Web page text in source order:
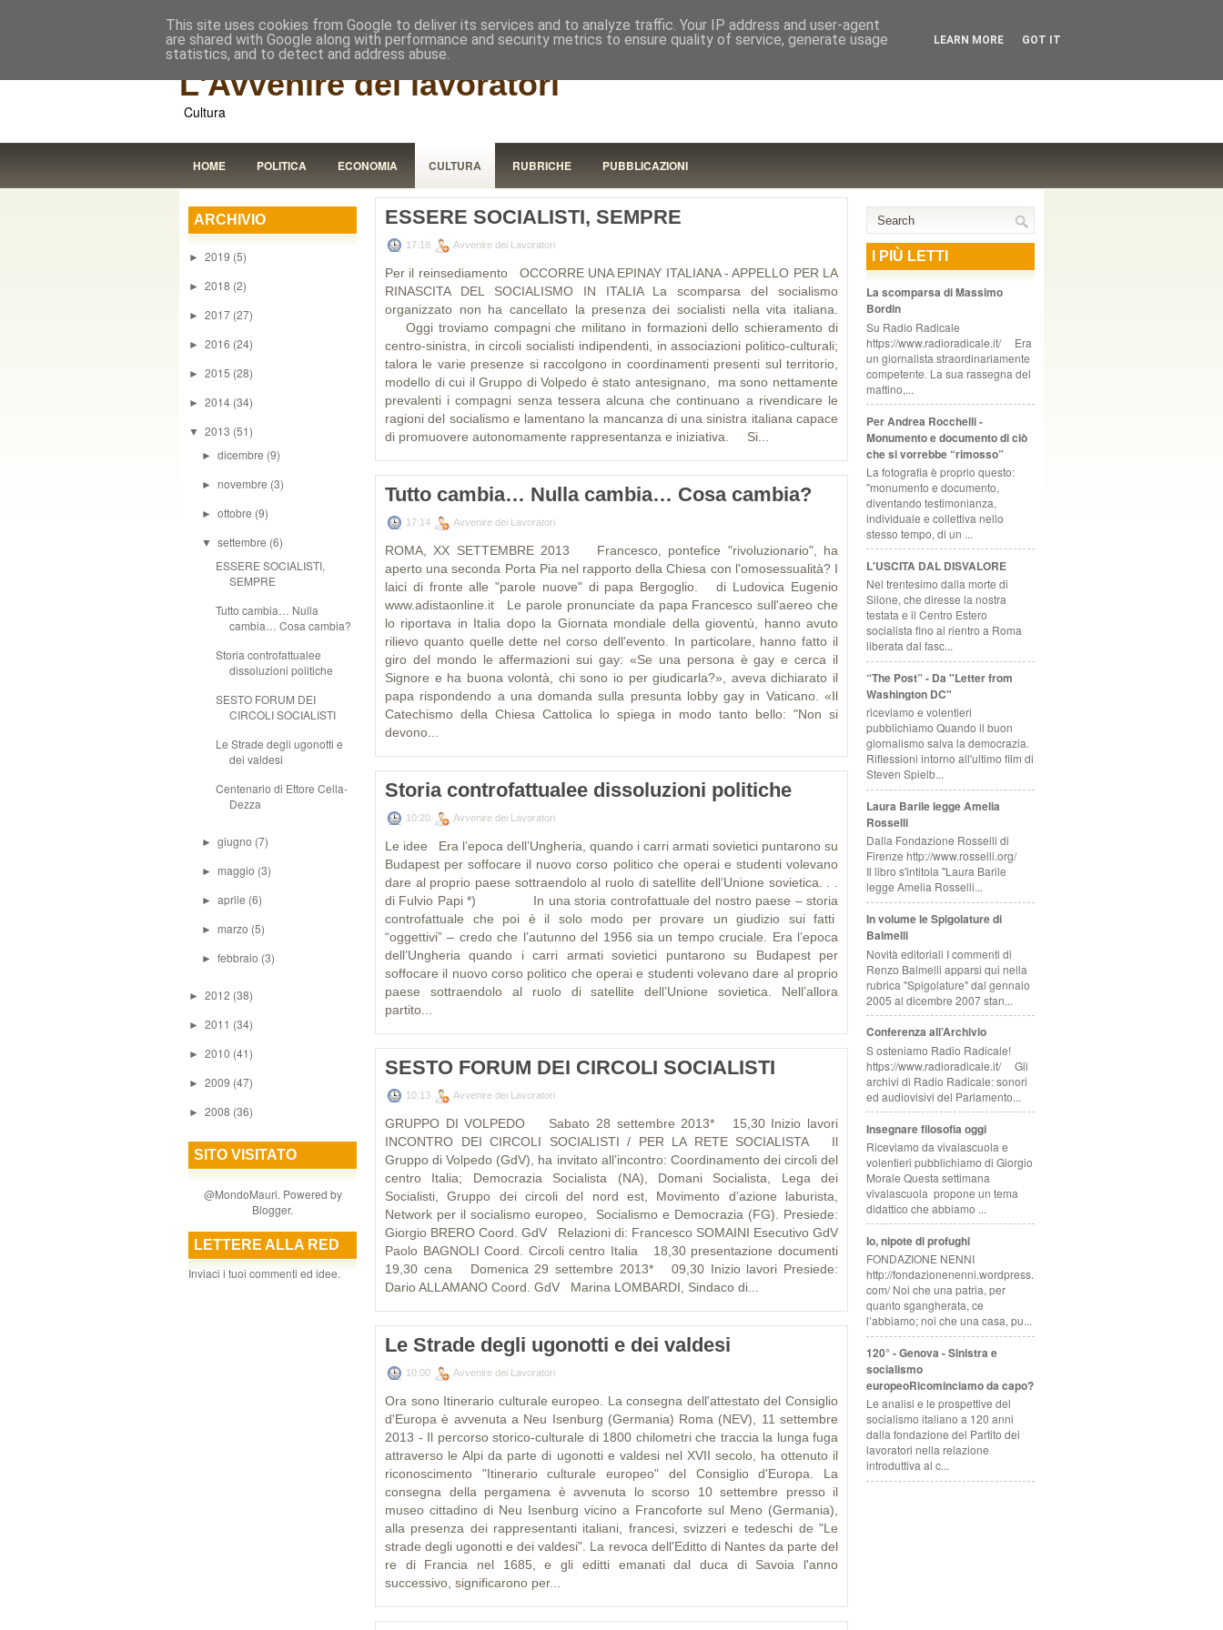
RISTORANTE COOPERATIVO, ZURIGO
L'Avvenire dei lavoratori
Cultura
HOME POLITICA ECONOMIA CULTURA RUBRICHE PUBBLICAZIONI
ARCHIVIO
► 2019 (5)
► 2018 (2)
► 2017 (27)
► 2016 (24)
► 2015 (28)
► 2014 (34)
▼ 2013 (51)
►dicembre (9)
►novembre (3)
►ottobre (9)
▼settembre (6)
ESSERE SOCIALISTI,
SEMPRE
Tutto cambia… Nulla
cambia… Cosa cambia?
Storia controfattualee
dissoluzioni politiche
SESTO FORUM DEI
CIRCOLI SOCIALISTI
Le Strade degli ugonotti e
dei valdesi
Centenario di Ettore Cella-
Dezza
►giugno (7)
► maggio (3)
►aprile (6)
► marzo (5)
►febbraio (3)
► 2012 (38)
► 2011 (34)
► 2010 (41)
► 2009 (47)
► 2008 (36)
SITO VISITATO
@MondoMauri. Powered by
Blogger.
LETTERE ALLA RED
Inviaci i tuoi commenti ed idee.
ESSERE SOCIALISTI, SEMPRE
17:18 Avvenire dei Lavoratori
Per il reinsediamento OCCORRE UNA EPINAY ITALIANA - APPELLO PER LA
RINASCITA DEL SOCIALISMO IN ITALIA La scomparsa del socialismo
organizzato non ha cancellato la presenza dei socialisti nella vita italiana.
Oggi troviamo compagni che militano in formazioni dello schieramento di
centro-sinistra, in circoli socialisti indipendenti, in associazioni politico-culturali;
talora le varie presenze si raccolgono in coordinamenti presenti sul territorio,
modello di cui il Gruppo di Volpedo è stato antesignano, ma sono nettamente
prevalenti i compagni senza tessera alcuna che continuano a rivendicare le
ragioni del socialismo e lamentano la mancanza di una sinistra italiana capace
di promuovere autonomamente rappresentanza e iniziativa. Si...
Tutto cambia… Nulla cambia… Cosa cambia?
17:14 Avvenire dei Lavoratori
ROMA, XX SETTEMBRE 2013 Francesco, pontefice "rivoluzionario", ha
aperto una seconda Porta Pia nel rapporto della Chiesa con l'omosessualità? I
laici di fronte alle "parole nuove" di papa Bergoglio. di Ludovica Eugenio
www.adistaonline.it Le parole pronunciate da papa Francesco sull'aereo che
lo riportava in Italia dopo la Giornata mondiale della gioventù, hanno avuto
rilievo quanto quelle dette nel corso dell'evento. In particolare, hanno fatto il
giro del mondo le affermazioni sui gay: «Se una persona è gay e cerca il
Signore e ha buona volontà, chi sono io per giudicarla?», aveva dichiarato il
papa rispondendo a una domanda sulla presunta lobby gay in Vaticano. «Il
Catechismo della Chiesa Cattolica lo spiega in modo tanto bello: "Non si
devono...
Storia controfattualee dissoluzioni politiche
10:20 Avvenire dei Lavoratori
Le idee Era l’epoca dell’Ungheria, quando i carri armati sovietici puntarono su
Budapest per soffocare il nuovo corso politico che operai e studenti volevano
dare al proprio paese sottraendolo al ruolo di satellite dell’Unione sovietica. . .
di Fulvio Papi *) In una storia controfattuale del nostro paese – storia
controfattuale che poi è il solo modo per provare un giudizio sui fatti
“oggettivi” – credo che l’autunno del 1956 sia un tempo cruciale. Era l’epoca
dell’Ungheria quando i carri armati sovietici puntarono su Budapest per
soffocare il nuovo corso politico che operai e studenti volevano dare al proprio
paese sottraendolo al ruolo di satellite dell’Unione sovietica. Nell’allora
partito...
SESTO FORUM DEI CIRCOLI SOCIALISTI
10:13 Avvenire dei Lavoratori
GRUPPO DI VOLPEDO Sabato 28 settembre 2013* 15,30 Inizio lavori
INCONTRO DEI CIRCOLI SOCIALISTI / PER LA RETE SOCIALISTA Il
Gruppo di Volpedo (GdV), ha invitato all’incontro: Coordinamento dei circoli del
centro Italia; Democrazia Socialista (NA), Domani Socialista, Lega dei
Socialisti, Gruppo dei circoli del nord est, Movimento d’azione laburista,
Network per il socialismo europeo, Socialismo e Democrazia (FG). Presiede:
Giorgio BRERO Coord. GdV Relazioni di: Francesco SOMAINI Esecutivo GdV
Paolo BAGNOLI Coord. Circoli centro Italia 18,30 presentazione documenti
19,30 cena Domenica 29 settembre 2013* 09,30 Inizio lavori Presiede:
Dario ALLAMANO Coord. GdV Marina LOMBARDI, Sindaco di...
Le Strade degli ugonotti e dei valdesi
10:00 Avvenire dei Lavoratori
Ora sono Itinerario culturale europeo. La consegna dell'attestato del Consiglio
d'Europa è avvenuta a Neu Isenburg (Germania) Roma (NEV), 11 settembre
2013 - Il percorso storico-culturale di 1800 chilometri che traccia la lunga fuga
attraverso le Alpi da parte di ugonotti e valdesi nel XVII secolo, ha ottenuto il
riconoscimento "Itinerario culturale europeo" del Consiglio d'Europa. La
consegna della pergamena è avvenuta lo scorso 10 settembre presso il
museo cittadino di Neu Isenburg vicino a Francoforte sul Meno (Germania),
alla presenza dei rappresentanti italiani, francesi, svizzeri e tedeschi de "Le
strade degli ugonotti e dei valdesi". La revoca dell'Editto di Nantes da parte del
re di Francia nel 1685, e gli editti emanati dal duca di Savoia l'anno
successivo, significarono per...
I PIÙ LETTI
La scomparsa di Massimo
Bordin
Su Radio Radicale
https://www.radioradicale.it/ Era
un giornalista straordinariamente
competente. La sua rassegna del
mattino,...
Per Andrea Rocchelli -
Monumento e documento di ciò
che si vorrebbe “rimosso”
La fotografia è proprio questo:
"monumento e documento,
diventando testimonianza,
individuale e collettiva nello
stesso tempo, di un ...
L'USCITA DAL DISVALORE
Nel trentesimo dalla morte di
Silone, che diresse la nostra
testata e il Centro Estero
socialista fino al rientro a Roma
liberata dal fasc...
“The Post” - Da "Letter from
Washington DC"
riceviamo e volentieri
pubblichiamo Quando il buon
giornalismo salva la democrazia.
Riflessioni intorno all'ultimo film di
Steven Spielb...
Laura Barile legge Amelia
Rosselli
Dalla Fondazione Rosselli di
Firenze http://www.rosselli.org/
Il libro s'intitola "Laura Barile
legge Amelia Rosselli...
In volume le Spigolature di
Balmelli
Novità editoriali I commenti di
Renzo Balmelli apparsi qui nella
rubrica "Spigolature" dal gennaio
2005 al dicembre 2007 stan...
Conferenza all’Archivio
S osteniamo Radio Radicale!
https://www.radioradicale.it/ Gli
archivi di Radio Radicale: sonori
ed audiovisivi del Parlamento...
Insegnare filosofia oggi
Riceviamo da vivalascuola e
volentieri pubblichiamo di Giorgio
Morale Questa settimana
vivalascuola propone un tema
didattico che abbiamo ...
Io, nipote di profughi
FONDAZIONE NENNI
http://fondazionenenni.wordpress.
com/ Noi che una patria, per
quanto sgangherata, ce
l’abbiamo; noi che una casa, pu...
120° - Genova - Sinistra e
socialismo
europeoRicominciamo da capo?
Le analisi e le prospettive del
socialismo italiano a 120 anni
dalla fondazione del Partito dei
lavoratori nella relazione
introduttiva al c...
This site uses cookies from Google to deliver its services and to analyze traffic. Your IP address and user-agent
are shared with Google along with performance and security metrics to ensure quality of service, generate usage
statistics, and to detect and address abuse.
LEARN MORE GOT IT